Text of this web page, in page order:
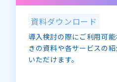
資料ダウンロード
導入検討の際にご利用可
きの資料や各サービスの
いただけます。